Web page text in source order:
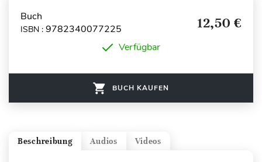
Buch
ISBN : 9782340077225 12,50 €
Verfügbar
BUCH KAUFEN
Videos
Audios
Beschreibung